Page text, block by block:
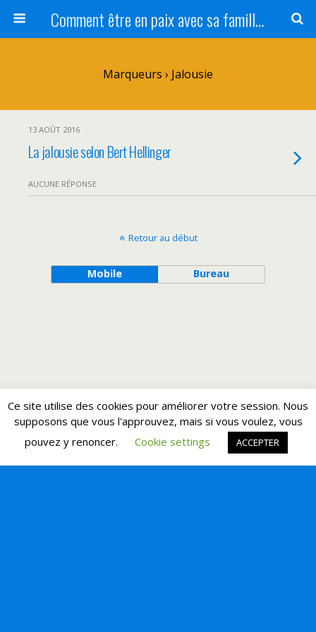
Comment être en paix avec sa famille ?
Marqueurs › Jalousie
13 AOÛT 2016
La jalousie selon Bert Hellinger
AUCUNE RÉPONSE
Retour au début
Mobile Bureau
Ce site utilise des cookies pour améliorer votre session. Nous
supposons que vous l'approuvez, mais si vous voulez, vous
pouvez y renoncer.
Cookie settings ACCEPTER